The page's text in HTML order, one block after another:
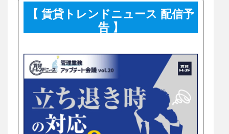
【 賃貸トレンドニュース 配信予
告 】